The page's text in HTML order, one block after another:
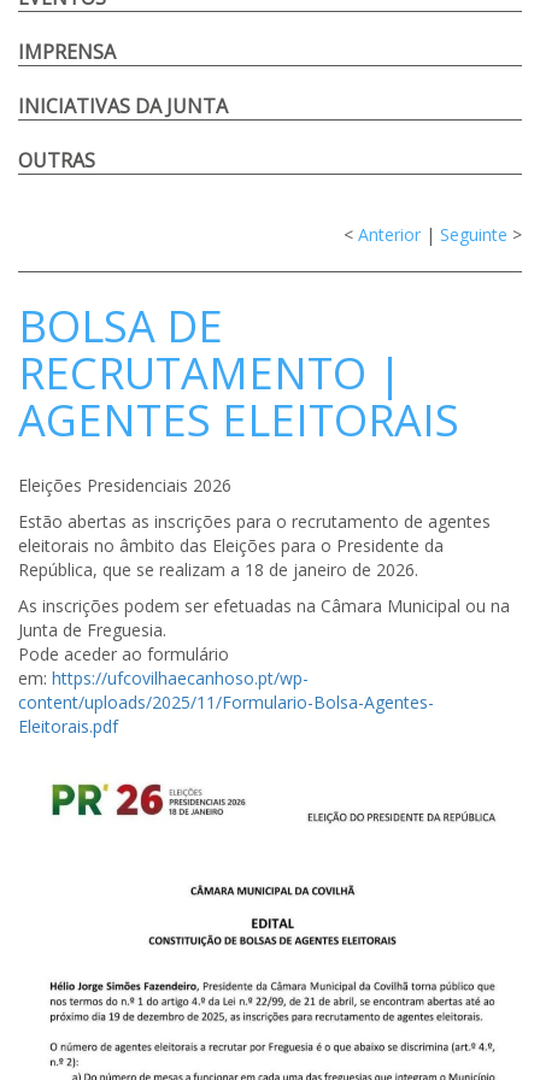
IMPRENSA
INICIATIVAS DA JUNTA
OUTRAS
< Anterior | Seguinte >
BOLSA DE
RECRUTAMENTO |
AGENTES ELEITORAIS
Eleições Presidenciais 2026
Estão abertas as inscrições para o recrutamento de agentes
eleitorais no âmbito das Eleições para o Presidente da
República, que se realizam a 18 de janeiro de 2026.
As inscrições podem ser efetuadas na Câmara Municipal ou na
Junta de Freguesia.
Pode aceder ao formulário
em: https://ufcovilhaecanhoso.pt/wp-
content/uploads/2025/11/Formulario-Bolsa-Agentes-
Eleitorais.pdf